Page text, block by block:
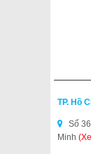
TP. Hồ
Số
Minh